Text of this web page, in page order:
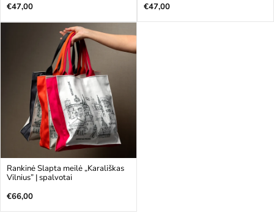
Įprasta
€47,00
Įprasta
€47,00
Rankinė Slapta meilė „Karališkas
Vilnius” | spalvotai
Įprasta
€66,00